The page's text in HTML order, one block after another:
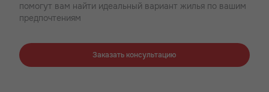
помогут вам найти идеальный вариант жилья по вашим
предпочтениям
Заказать консультацию